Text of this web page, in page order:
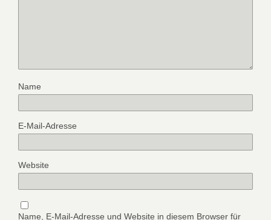
Name
E-Mail-Adresse
Website
Name, E-Mail-Adresse und Website in diesem Browser für